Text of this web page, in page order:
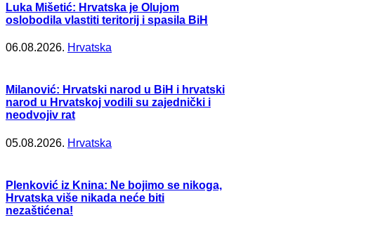
Luka Mišetić: Hrvatska je Olujom
oslobodila vlastiti teritorij i spasila BiH
06.08.2026. Hrvatska
Milanović: Hrvatski narod u BiH i hrvatski
narod u Hrvatskoj vodili su zajednički i
neodvojiv rat
05.08.2026. Hrvatska
Plenković iz Knina: Ne bojimo se nikoga,
Hrvatska više nikada neće biti
nezaštićena!